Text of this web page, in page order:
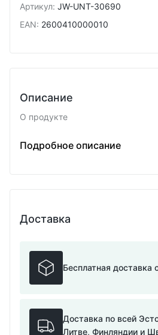
Артикул: JW-UNT-30690
EAN: 2600410000010
Описание
О продукте
Регулируемая длина
Подробное описание
Доставка
Бесплатная доставка
Доставка по всей
Литве, Финляндии и